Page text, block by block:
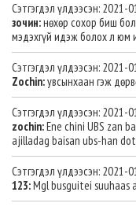
Сэтгэгдэл үлдээсэн: 2021-
зочин:нөхөр сохор биш
мэдэхгүй идэж болох л юм
Сэтгэгдэл үлдээсэн: 2021-
Zochin:увсынхаан гэж
Сэтгэгдэл үлдээсэн: 2021-
zochin:Ene chini UBS zan
ajilladag baisan ubs-han
Сэтгэгдэл үлдээсэн: 2021-
123:Mgl busguitei suuhaas